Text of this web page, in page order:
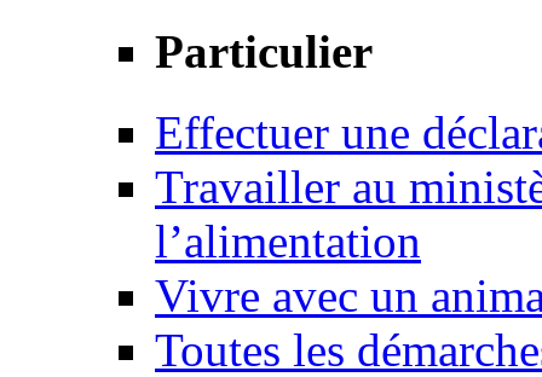
Particulier
Effectuer une
Travailler au
l’alimentation
Vivre avec un
Toutes les